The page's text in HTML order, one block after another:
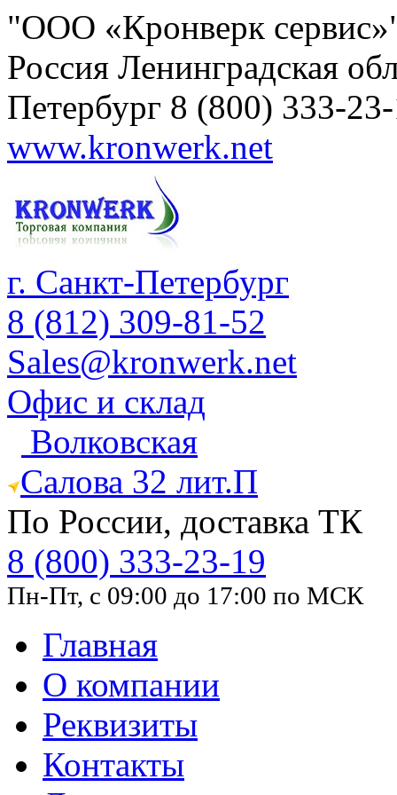
"ООО «Кронверк
Россия Ленинградская
Петербург 8 (800) 333-
www.kronwerk.net
г. Санкт-Петербург
8 (812) 309-81-52
Sales@kronwerk.net
Офис и склад
Волковская
Салова 32 лит.П
По России, доставка ТК
8 (800) 333-23-19
Пн-Пт, с 09:00 до 17:00 по МСК
Главная
О компании
Реквизиты
Контакты